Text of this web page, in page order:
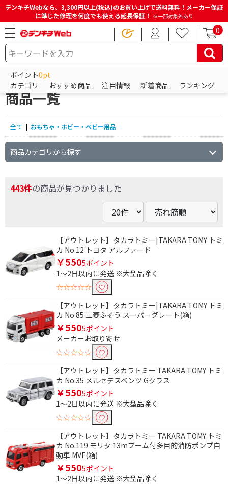
デンキチWebなら、3,300円以上(税込)のお買い上げで送料無料！メーカー保証
に準じた修理を何度でも使える延長保証！ ※一部対象外あり
0
ポイント0pt
カテゴリ
おすすめ商品 注目情報 新着商品 ランキング
HOME 商品一覧ページ おもちゃ・ホビー・ベビー用品
おもちゃ・ホビー・ベビー用品の
商品一覧
全て | おもちゃ・ホビー・ベビー用品
商品カテゴリから探す
443件の商品が見つかりました
【アウトレット】タカラトミー|TAKARA TOMY トミ
カ No.12 トヨタ アルファード
￥5505ポイント
1～2日以内に発送 ※大型品除く
☆☆☆☆☆
【アウトレット】タカラトミー|TAKARA TOMY トミ
カ No.85 三菱ふそう スーパーグレート(箱)
￥5505ポイント
メーカーお取り寄せ
☆☆☆☆☆
【アウトレット】タカラトミー TAKARA TOMY トミ
カ No.35 メルセデスベンツ Gクラス
￥5505ポイント
1～2日以内に発送 ※大型品除く
☆☆☆☆☆
【アウトレット】タカラトミー TAKARA TOMY トミ
カ No.119 モリタ 13mブーム付多目的消防ポンプ自
動車 MVF(箱)
￥5505ポイント
1～2日以内に発送 ※大型品除く